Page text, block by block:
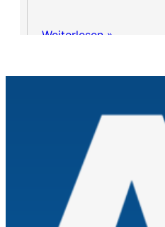
Weiterlesen »